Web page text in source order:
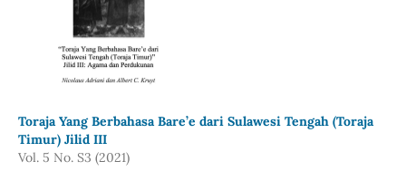
Toraja Yang Berbahasa Bare’e dari Sulawesi Tengah (Toraja
Timur) Jilid III
Vol. 5 No. S3 (2021)